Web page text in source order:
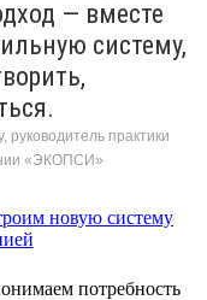
— вместе
систему,
руководитель практики
«ЭКОПСИ»
потребность